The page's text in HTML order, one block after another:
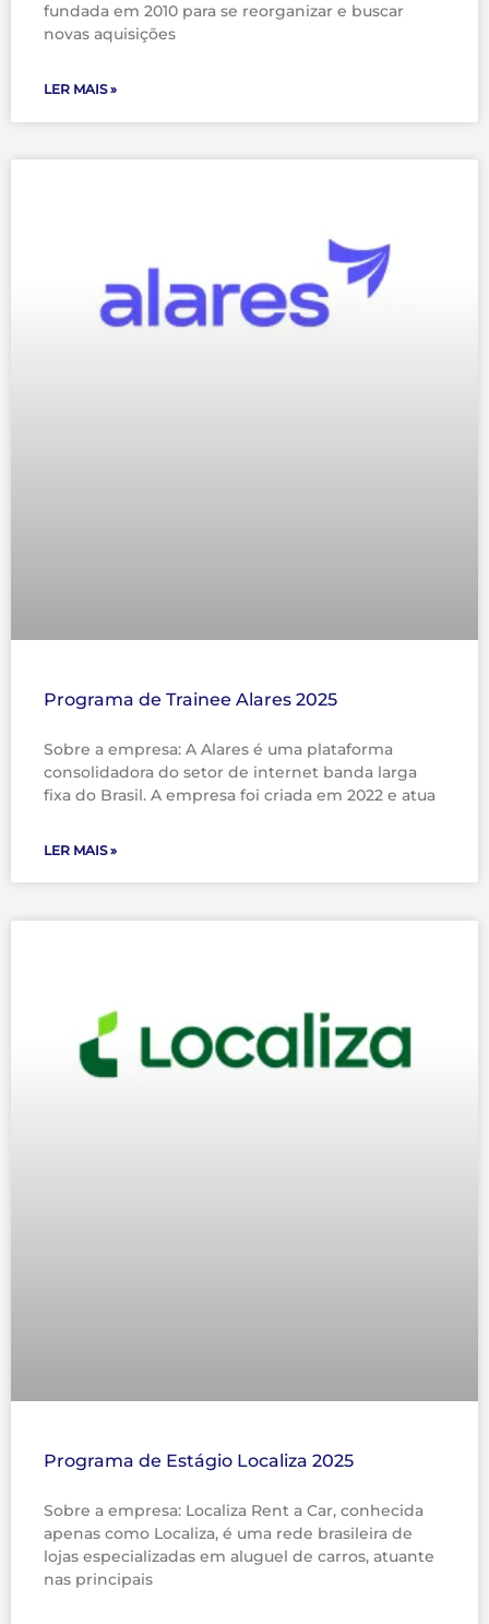
fundada em 2010 para se reorganizar e buscar
novas aquisições
LER MAIS »
Programa de Trainee Alares 2025
Sobre a empresa: A Alares é uma plataforma
consolidadora do setor de internet banda larga
fixa do Brasil. A empresa foi criada em 2022 e atua
LER MAIS »
Programa de Estágio Localiza 2025
Sobre a empresa: Localiza Rent a Car, conhecida
apenas como Localiza, é uma rede brasileira de
lojas especializadas em aluguel de carros, atuante
nas principais